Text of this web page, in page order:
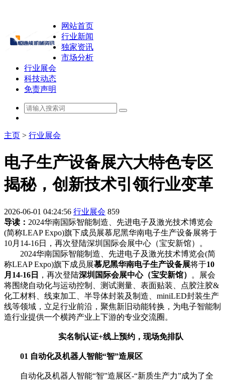
网站首页
行业新闻
独家资讯
市场分析
行业展会
科技动态
免责声明
主页 > 行业展会
电子生产设备展六大特色专区
揭秘，创新技术引领行业变革
2026-06-01 04:24:56 行业展会 859
导读： 2024华南国际智能制造、先进电子及激光技术博览会
(简称LEAP Expo)旗下成员展慕尼黑华南电子生产设备展将于
10月14-16日，再次登陆深圳国际会展中心（宝安新馆）。
2024华南国际智能制造、先进电子及激光技术博览会(简
称LEAP Expo)旗下成员展慕尼黑华南电子生产设备展将于10
月14-16日
，再次登陆深圳国际会展中心（宝安新馆）
。展会
将围绕自动化与运动控制、测试测量、表面贴装、点胶注胶&
化工材料、线束加工、半导体封装及制造、miniLED封装生产
线等领域，立足行业前沿，聚焦新旧动能转换，为电子智能制
造行业提供一个横跨产业上下游的专业交流圈。
实名制认证+线上预约，现场免排队
01 自动化及机器人智能“智”造展区
自动化及机器人智能“智”造展区-“新质生产力”成为了全